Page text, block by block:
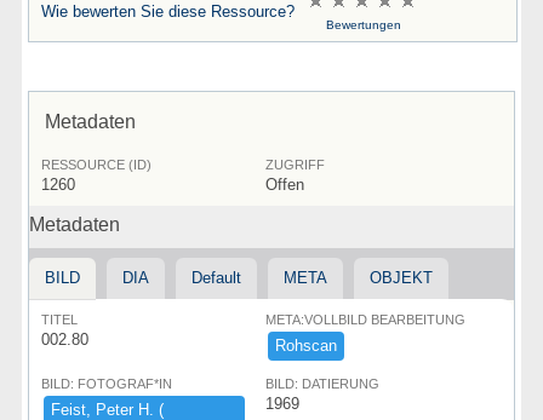
Wie bewerten Sie diese Ressource?
Bewertungen
Metadaten
RESSOURCE (ID)
1260
ZUGRIFF
Offen
Metadaten
BILD DIA Default META OBJEKT
TITEL
002.80
META:VOLLBILD BEARBEITUNG
Rohscan
BILD: FOTOGRAF*IN
Feist,​ ​Peter ​H.​ ​(​
BILD: DATIERUNG
1969